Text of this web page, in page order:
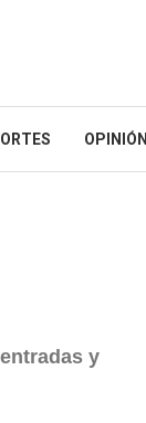
OPINIÓN
y